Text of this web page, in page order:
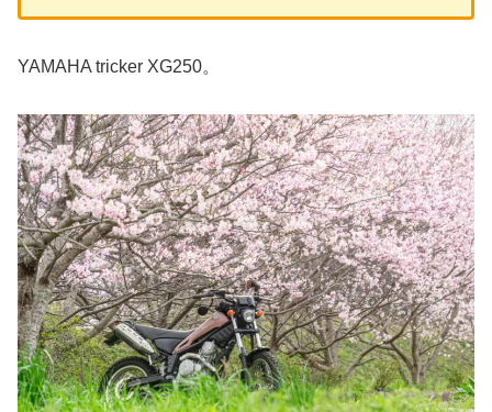
YAMAHA tricker XG250。